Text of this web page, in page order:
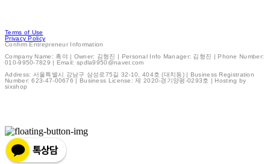
Terms of Use
Privacy Policy
Confirm Entrepreneur Information
Company Name: 흑야 | Owner: 김형진 | Personal Info Manager: 김형진 | Phone Number:
010-9950-7829 | Email: spdla9950@naver.com
Address: 서울특별시 강남구 삼성로75길 32-10, 404호 (대치동) | Business Registration
Number:623-47-00676 | Business License:제 2020-경기양평-0293호 | Hosting by
sixshop